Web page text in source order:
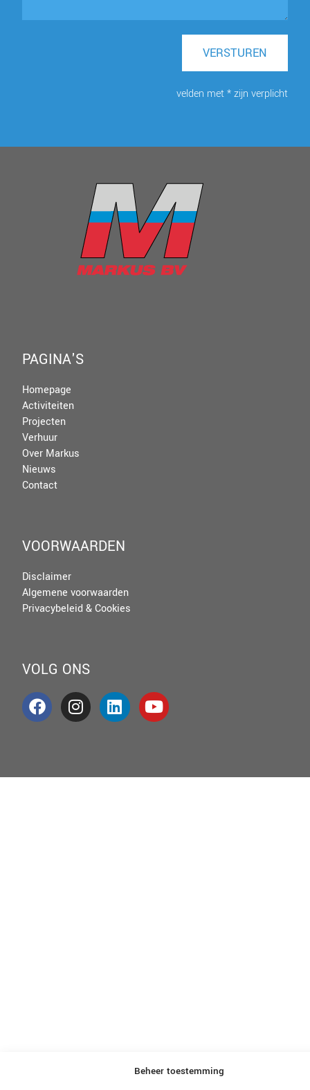
Beheer toestemming
VERSTUREN
velden met * zijn verplicht
PAGINA'S
Homepage
Activiteiten
Projecten
Verhuur
Over Markus
Nieuws
Contact
VOORWAARDEN
Disclaimer
Algemene voorwaarden
Privacybeleid & Cookies
VOLG ONS